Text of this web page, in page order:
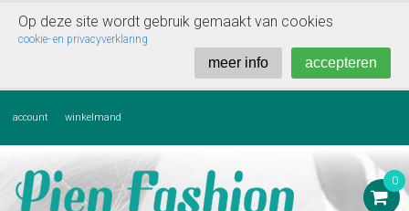
Op deze site wordt gebruik gemaakt van cookies
cookie- en privacyverklaring
accepteren
meer info
account winkelmand

0